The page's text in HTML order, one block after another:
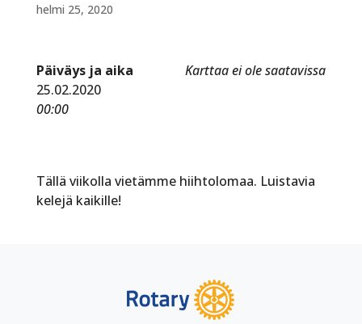
helmi 25, 2020
Karttaa ei ole saatavissa
Päiväys ja aika
25.02.2020
00:00
Tällä viikolla vietämme hiihtolomaa. Luistavia
kelejä kaikille!